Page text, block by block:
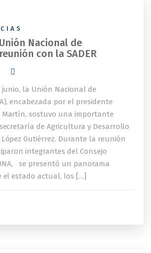
Nacional de
con la SADER
junio, la Unión Nacional de
encabezada por el presidente
sostuvo una importante
de Agricultura y Desarrollo
Gutiérrez. Durante la reunión
integrantes del Consejo
se presentó un panorama
el estado actual, los […]